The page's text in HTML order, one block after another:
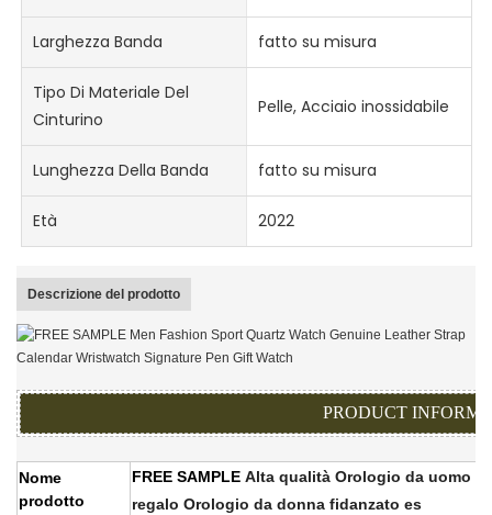
Larghezza Banda fatto su misura
Tipo Di Materiale Del
Cinturino
Pelle, Acciaio inossidabile
Lunghezza Della Banda fatto su misura
Età 2022
Descrizione del prodotto
PRODUCT
Nome
prodotto
FREE SAMPLE Alta qualità Orologio da uomo
regalo Orologio da donna fidanzato es